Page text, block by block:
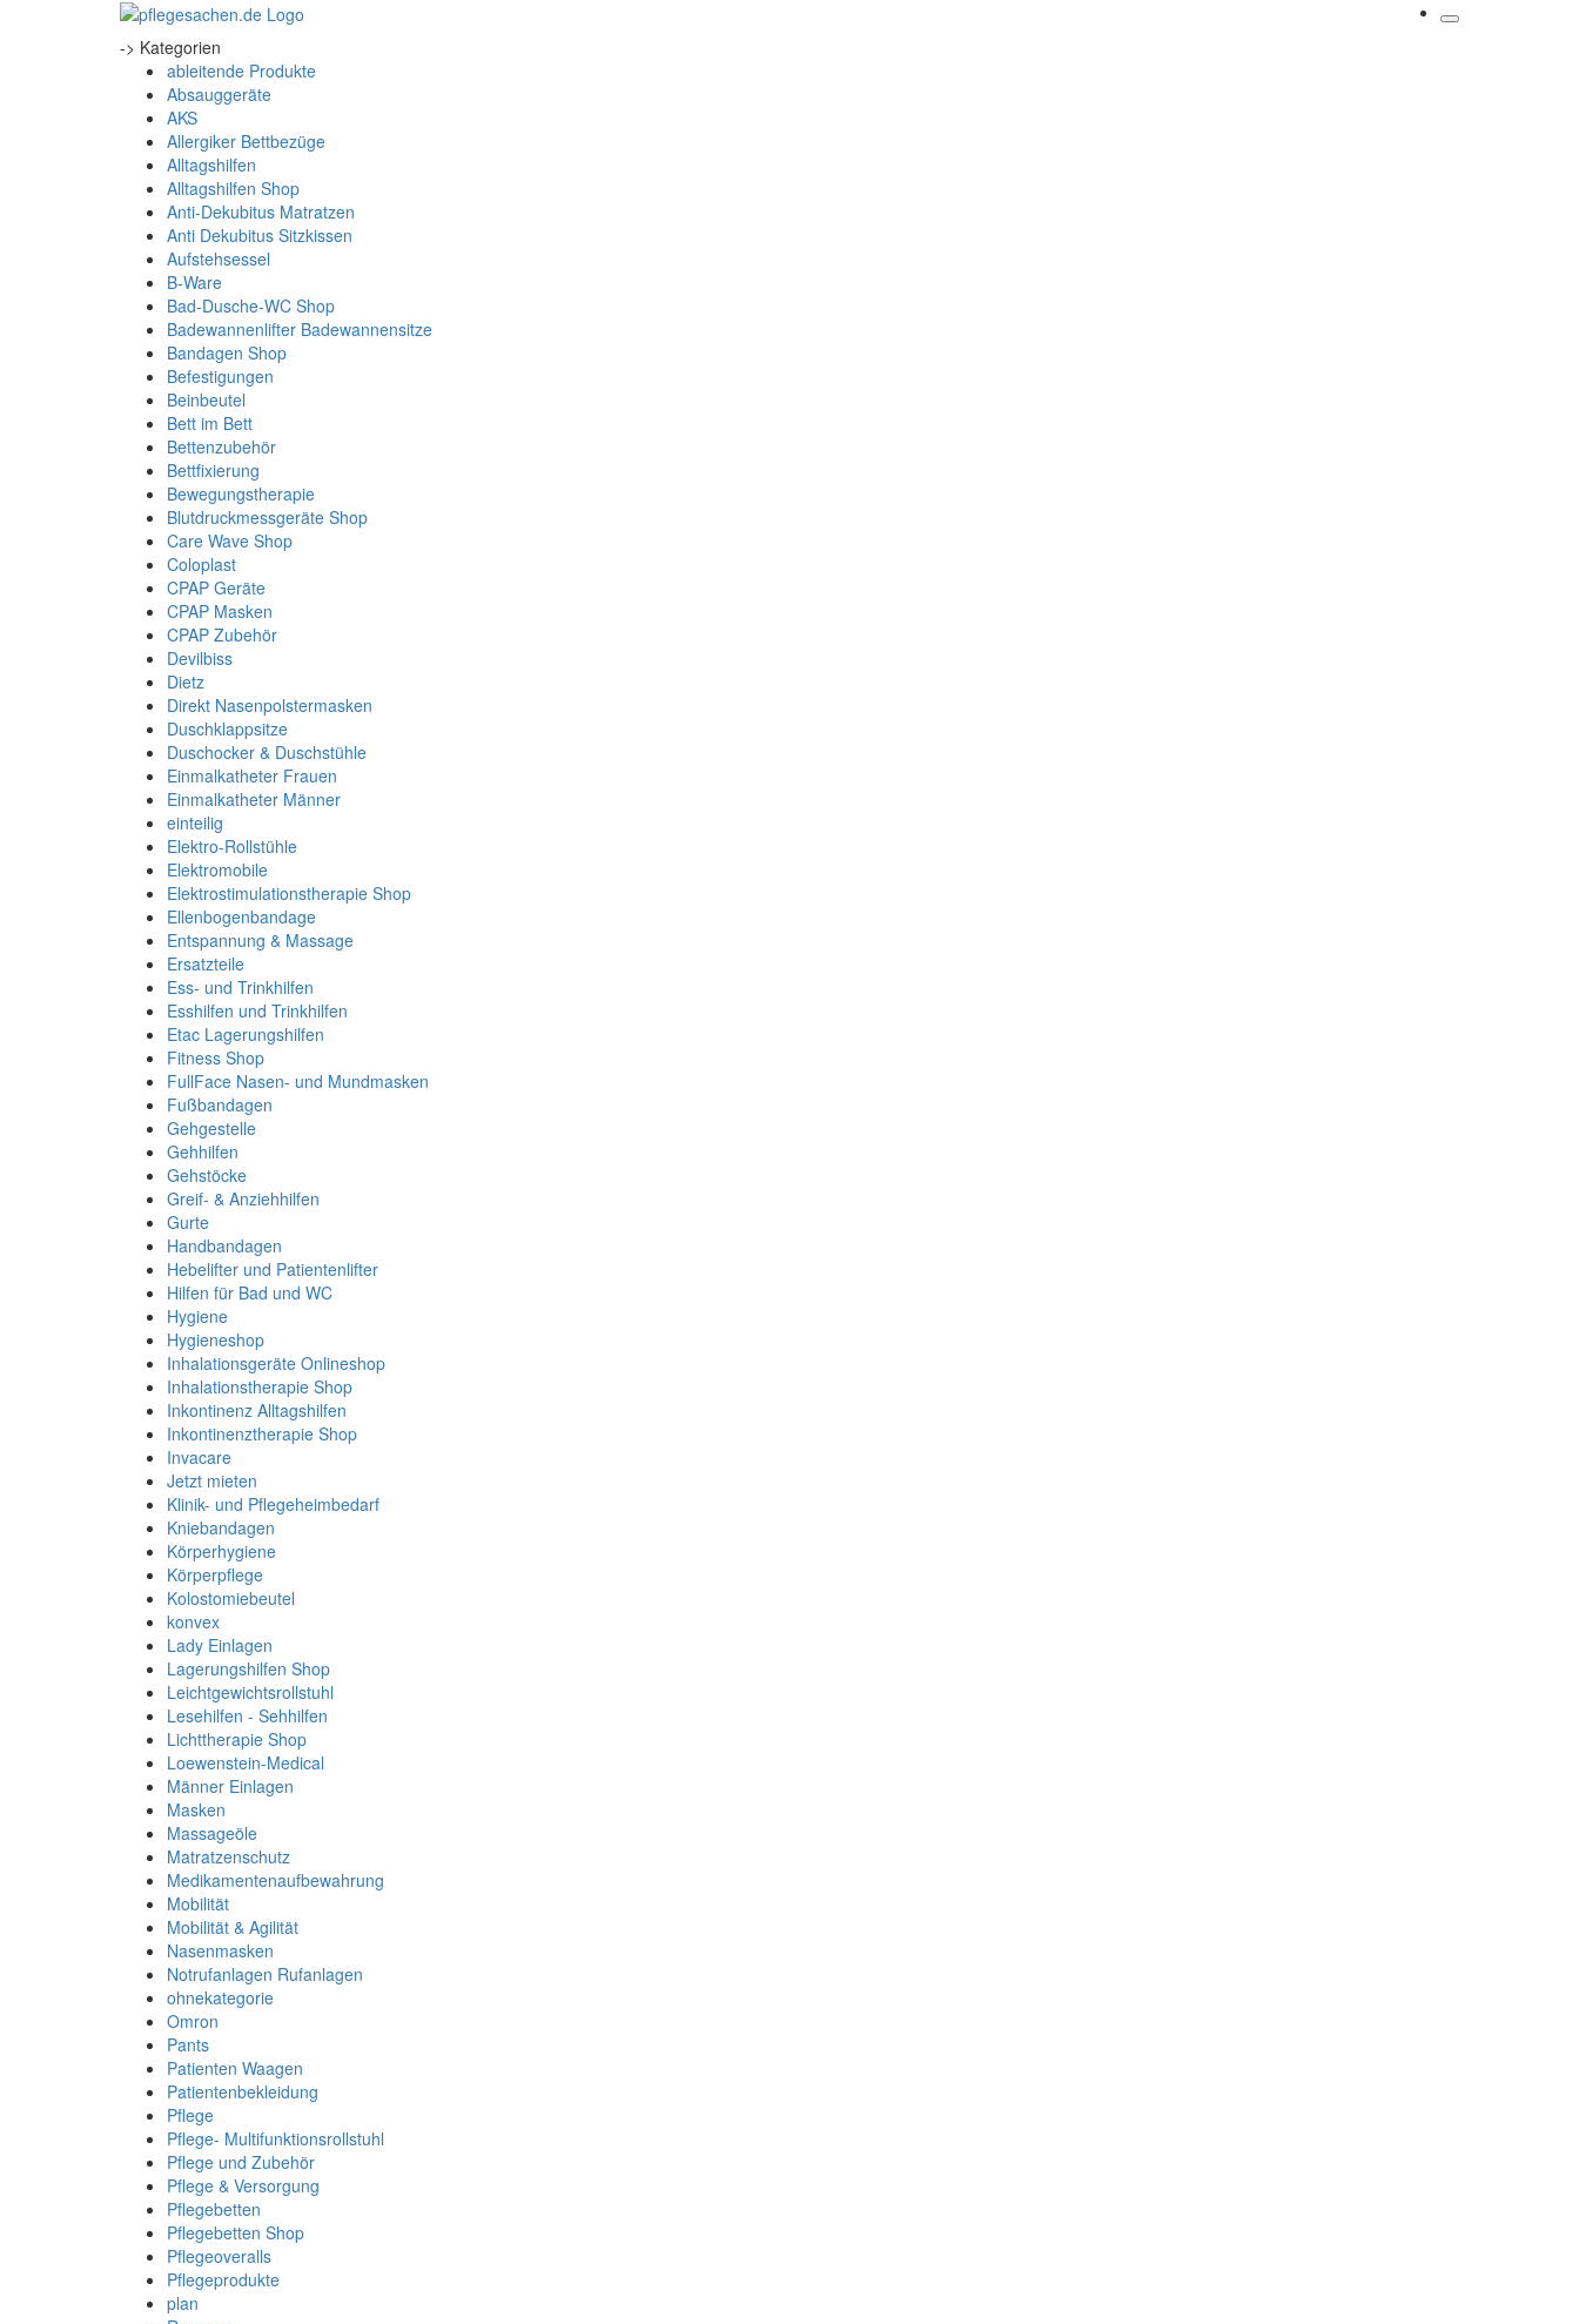
-> Kategorien
ableitende Produkte
Absauggeräte
AKS
Allergiker Bettbezüge
Alltagshilfen
Alltagshilfen Shop
Anti-Dekubitus Matratzen
Anti Dekubitus Sitzkissen
Aufstehsessel
B-Ware
Bad-Dusche-WC Shop
Badewannenlifter Badewannensitze
Bandagen Shop
Befestigungen
Beinbeutel
Bett im Bett
Bettenzubehör
Bettfixierung
Bewegungstherapie
Blutdruckmessgeräte Shop
Care Wave Shop
Coloplast
CPAP Geräte
CPAP Masken
CPAP Zubehör
Devilbiss
Dietz
Direkt Nasenpolstermasken
Duschklappsitze
Duschocker & Duschstühle
Einmalkatheter Frauen
Einmalkatheter Männer
einteilig
Elektro-Rollstühle
Elektromobile
Elektrostimulationstherapie Shop
Ellenbogenbandage
Entspannung & Massage
Ersatzteile
Ess- und Trinkhilfen
Esshilfen und Trinkhilfen
Etac Lagerungshilfen
Fitness Shop
FullFace Nasen- und Mundmasken
Fußbandagen
Gehgestelle
Gehhilfen
Gehstöcke
Greif- & Anziehhilfen
Gurte
Handbandagen
Hebelifter und Patientenlifter
Hilfen für Bad und WC
Hygiene
Hygieneshop
Inhalationsgeräte Onlineshop
Inhalationstherapie Shop
Inkontinenz Alltagshilfen
Inkontinenztherapie Shop
Invacare
Jetzt mieten
Klinik- und Pflegeheimbedarf
Kniebandagen
Körperhygiene
Körperpflege
Kolostomiebeutel
konvex
Lady Einlagen
Lagerungshilfen Shop
Leichtgewichtsrollstuhl
Lesehilfen - Sehhilfen
Lichttherapie Shop
Loewenstein-Medical
Männer Einlagen
Masken
Massageöle
Matratzenschutz
Medikamentenaufbewahrung
Mobilität
Mobilität & Agilität
Nasenmasken
Notrufanlagen Rufanlagen
ohnekategorie
Omron
Pants
Patienten Waagen
Patientenbekleidung
Pflege
Pflege- Multifunktionsrollstuhl
Pflege und Zubehör
Pflege & Versorgung
Pflegebetten
Pflegebetten Shop
Pflegeoveralls
Pflegeprodukte
plan